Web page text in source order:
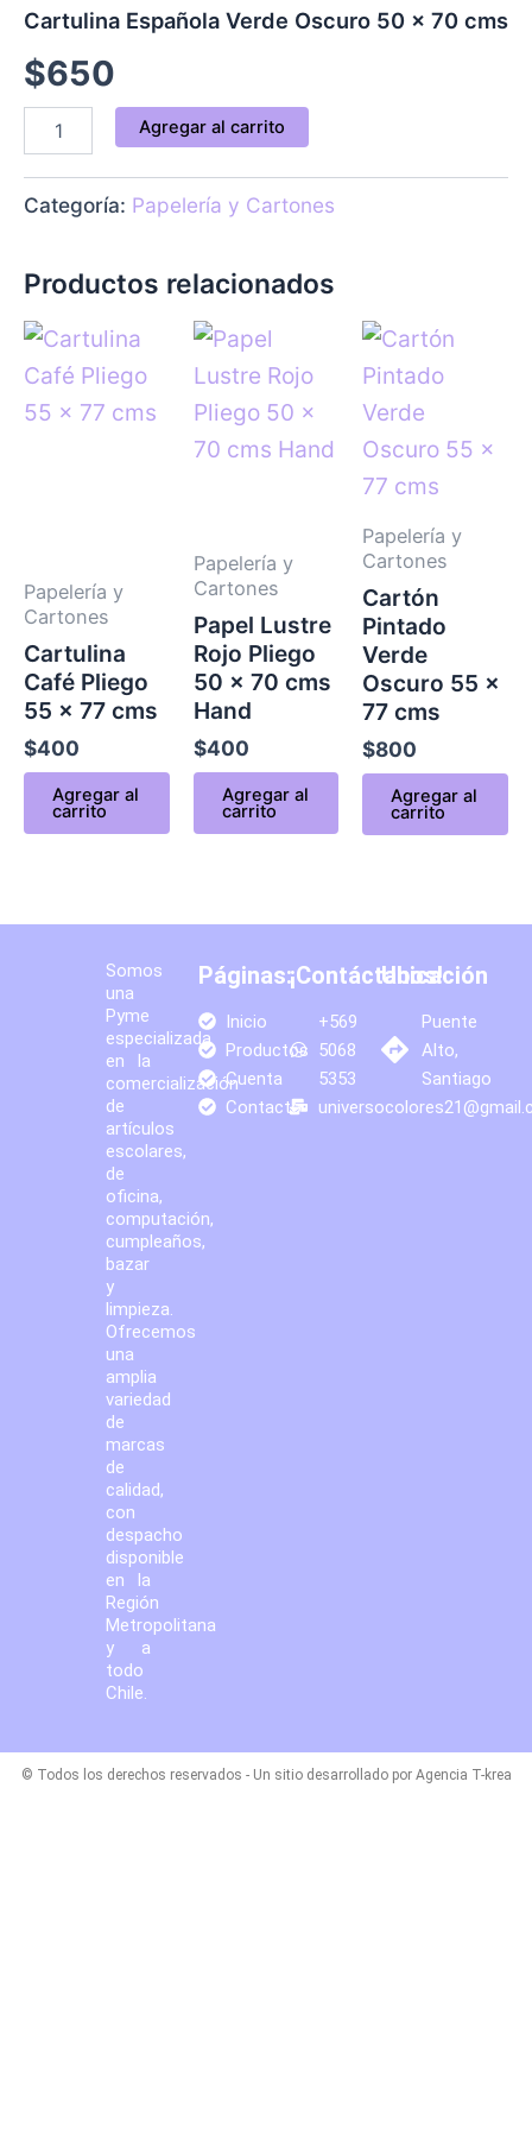
Cartulina Española Verde Oscuro 50 x 70 cms
$650
Agregar al carrito
Categoría: Papelería y Cartones
Productos relacionados
Papelería y
Cartones
Cartulina
Café Pliego
55 x 77 cms
$400
Agregar al
carrito
Papelería y
Cartones
Papel Lustre
Rojo Pliego
50 x 70 cms
Hand
$400
Agregar al
carrito
Papelería y
Cartones
Cartón
Pintado
Verde
Oscuro 55 x
77 cms
$800
Agregar al
carrito
Somos
una
Pyme
especializada
en la
comercialización
de
artículos
escolares,
de
oficina,
computación,
cumpleaños,
bazar
y
limpieza.
Ofrecemos
una
amplia
variedad
de
marcas
de
calidad,
con
despacho
disponible
en la
Región
Metropolitana
y a
todo
Chile.
Páginas:
Inicio
Productos
Cuenta
Contacto
¡Contáctanos!
+569
5068
5353
Ubicación
Puente
Alto,
Santiago
© Todos los derechos reservados - Un sitio desarrollado por Agencia T-krea